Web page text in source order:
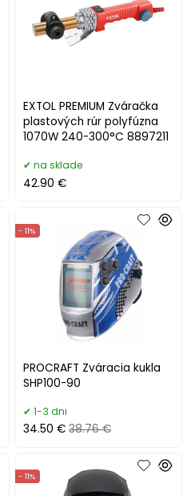
EXTOL PREMIUM Zváračka
plastových rúr polyfúzna
1070W 240-300°C 8897211
na sklade
42.90 €
PROCRAFT Zváracia kukla
SHP100-90
- 11%
1-3 dni
34.50 € 38.76 €
- 11%